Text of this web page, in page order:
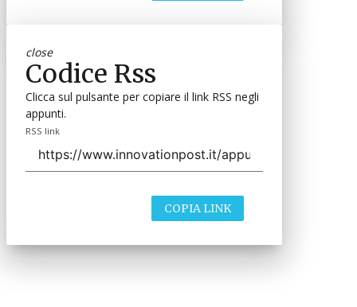
close
Codice Rss
Clicca sul pulsante per copiare il link RSS negli
appunti.
RSS link
COPIA LINK